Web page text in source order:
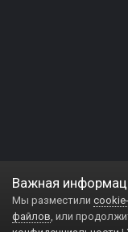
Важная
Мы разместили
файлов, или